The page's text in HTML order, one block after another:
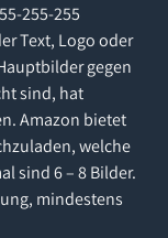
255-255
Text, Logo oder
gegen
sind, hat
Amazon bietet
welche
sind 6 – 8 Bilder.
mindestens